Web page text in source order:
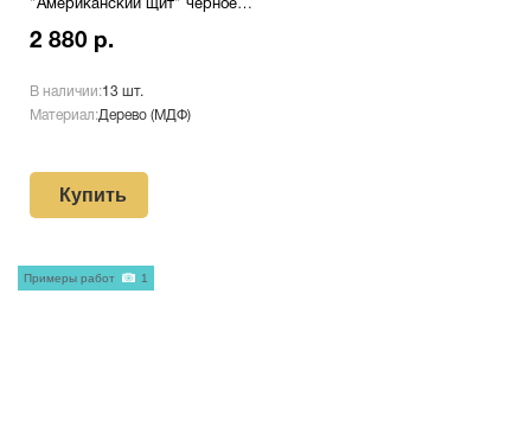
"Американский щит" черное
гравировкой Pl 16 Rd/Wh
2 880 р.
В наличии:13 шт.
Материал:Дерево (МДФ)
Купить
Примеры работ 1